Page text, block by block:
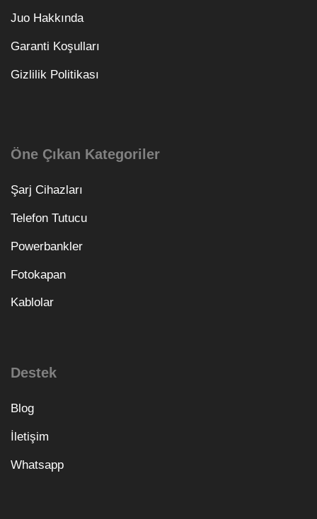
Juo Hakkında
Garanti Koşulları
Gizlilik Politikası
Öne Çıkan Kategoriler
Şarj Cihazları
Telefon Tutucu
Powerbankler
Fotokapan
Kablolar
Destek
Blog
İletişim
Whatsapp